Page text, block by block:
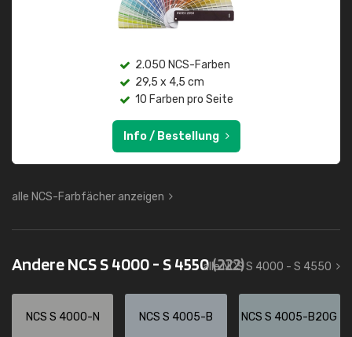
2.050 NCS-Farben
29,5 x 4,5 cm
10 Farben pro Seite
Info / Bestellung
alle NCS-Farbfächer anzeigen
Andere NCS S 4000 - S 4550(222)
alle NCS S 4000 - S 4550
NCS S 4000-N NCS S 4005-B NCS S 4005-B20G